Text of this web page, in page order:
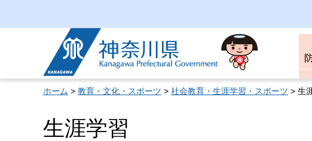
神奈川県
ホーム > 教育・文化・スポーツ > 社会教育・生涯学習・スポーツ > 生
生涯学習